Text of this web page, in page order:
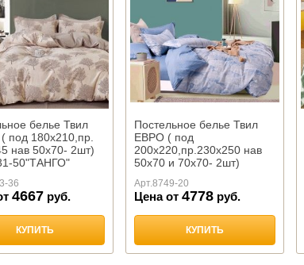
белье Твил
под 180х210,пр.
нав 50х70- 2шт)
50"ТАНГО"
36
4667 руб.
КУПИТЬ
Постельное белье Твил
ЕВРО ( под
200х220,пр.230х250 нав
50х70 и 70х70- 2шт)
Арт.8749-20
Цена от4778 руб.
КУПИТЬ